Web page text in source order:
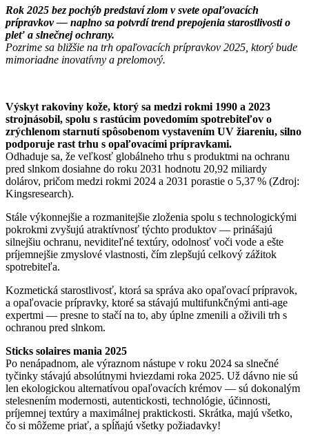
Rok 2025 bez pochýb predstaví zlom v svete opaľovacích
prípravkov — naplno sa potvrdí trend prepojenia starostlivosti o
pleť a slnečnej ochrany.
Pozrime sa bližšie na trh opaľovacích prípravkov 2025, ktorý bude
mimoriadne inovatívny a prelomový.
Výskyt rakoviny kože, ktorý sa medzi rokmi 1990 a 2023
strojnásobil, spolu s rastúcim povedomím spotrebiteľov o
zrýchlenom starnutí spôsobenom vystavením UV žiareniu, silno
podporuje rast trhu s opaľovacími prípravkami.
Odhaduje sa, že veľkosť globálneho trhu s produktmi na ochranu
pred slnkom dosiahne do roku 2031 hodnotu 20,92 miliardy
dolárov, pričom medzi rokmi 2024 a 2031 porastie o 5,37 % (Zdroj:
Kingsresearch).
Stále výkonnejšie a rozmanitejšie zloženia spolu s technologickými
pokrokmi zvyšujú atraktívnosť týchto produktov — prinášajú
silnejšiu ochranu, neviditeľné textúry, odolnosť voči vode a ešte
príjemnejšie zmyslové vlastnosti, čím zlepšujú celkový zážitok
spotrebiteľa.
Kozmetická starostlivosť, ktorá sa správa ako opaľovací prípravok,
a opaľovacie prípravky, ktoré sa stávajú multifunkčnými anti-age
expertmi — presne to stačí na to, aby úplne zmenili a oživili trh s
ochranou pred slnkom.
Sticks solaires mania 2025
Po nenápadnom, ale výraznom nástupe v roku 2024 sa slnečné
tyčinky stávajú absolútnymi hviezdami roka 2025. Už dávno nie sú
len ekologickou alternatívou opaľovacích krémov — sú dokonalým
stelesnením modernosti, autentickosti, technológie, účinnosti,
príjemnej textúry a maximálnej praktickosti. Skrátka, majú všetko,
čo si môžeme priať, a spĺňajú všetky požiadavky!